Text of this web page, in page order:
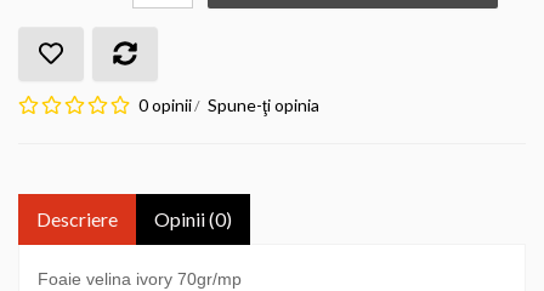
0 opinii/ Spune-ţi opinia
Descriere Opinii (0)
Foaie velina ivory 70gr/mp